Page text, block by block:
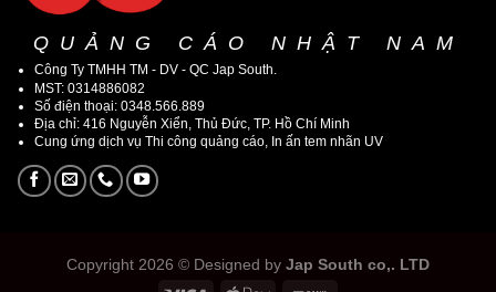
QUẢNG CÁO NHẬT NAM
Công Ty TMHH TM - DV - QC Jap South.
MST: 0314886082
Số điện thoại: 0348.566.889
Địa chỉ: 416 Nguyễn Xiển, Thủ Đức, TP. Hồ Chí Minh
Cung ứng dịch vụ Thi công quảng cáo, In ấn tem nhãn UV
Copyright 2026 © Designed by Jap South co,. LTD